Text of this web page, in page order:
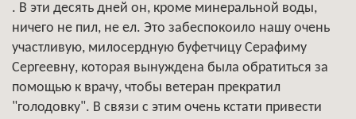
. В эти десять дней он, кроме минеральной воды,
ничего не пил, не ел. Это забеспокоило нашу очень
участливую, милосердную буфетчицу Серафиму
Сергеевну, которая вынуждена была обратиться за
помощью к врачу, чтобы ветеран прекратил
"голодовку". В связи с этим очень кстати привести